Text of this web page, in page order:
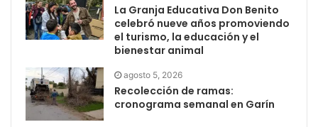
La Granja Educativa Don Benito
celebró nueve años promoviendo
el turismo, la educación y el
bienestar animal
agosto 5, 2026
Recolección de ramas:
cronograma semanal en Garín